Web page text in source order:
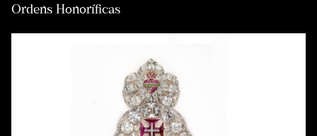
Ordens Honoríficas